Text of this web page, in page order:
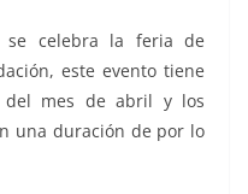
celebra la feria de
este evento tiene
mes de abril y los
una duración de por lo